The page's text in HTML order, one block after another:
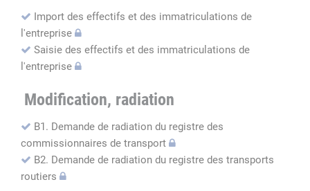
Import des effectifs et des immatriculations de
l'entreprise
Saisie des effectifs et des immatriculations de
l'entreprise
Modification, radiation
B1. Demande de radiation du registre des
commissionnaires de transport
B2. Demande de radiation du registre des transports
routiers